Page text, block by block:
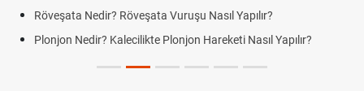
Röveşata Nedir? Röveşata Vuruşu Nasıl Yapılır?
Plonjon Nedir? Kalecilikte Plonjon Hareketi Nasıl Yapılır?